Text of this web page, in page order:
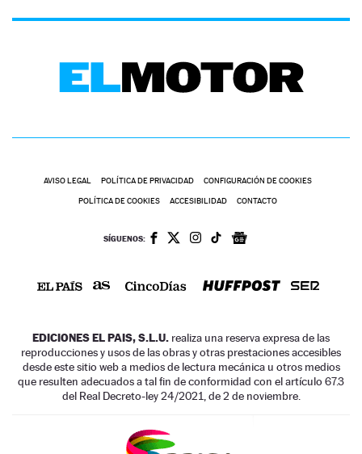
AVISO LEGAL POLÍTICA DE PRIVACIDAD CONFIGURACIÓN DE COOKIES
POLÍTICA DE COOKIES ACCESIBILIDAD CONTACTO
SÍGUENOS:
EDICIONES EL PAIS, S.L.U. realiza una reserva expresa de las
reproducciones y usos de las obras y otras prestaciones accesibles
desde este sitio web a medios de lectura mecánica u otros medios
que resulten adecuados a tal fin de conformidad con el artículo 67.3
del Real Decreto-ley 24/2021, de 2 de noviembre.